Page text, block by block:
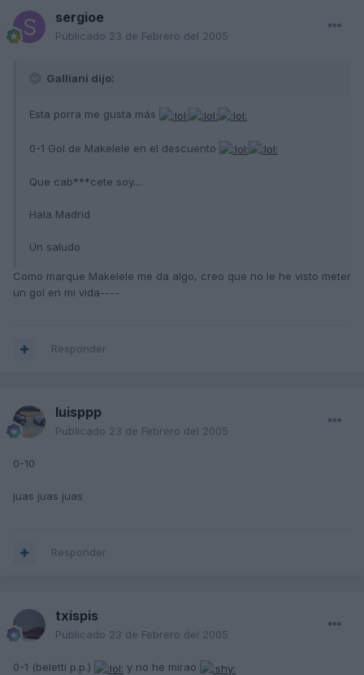
sergioe
Publicado 23 de Febrero del 2005
Galliani dijo:
Esta porra me gusta más
0-1 Gol de Makelele en el descuento
Que cab***cete soy....
Hala Madrid
Un saludo
Como marque Makelele me da algo, creo que no le he visto meter
un gol en mi vida----
Responder
luisppp
Publicado 23 de Febrero del 2005
0-10
juas juas juas
Responder
txispis
Publicado 23 de Febrero del 2005
0-1 (beletti p.p.) y no he mirao